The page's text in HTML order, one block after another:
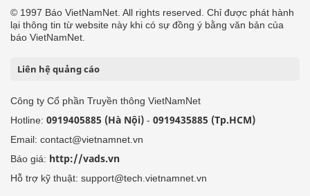
© 1997 Báo VietNamNet. All rights reserved. Chỉ được phát hành
lại thông tin từ website này khi có sự đồng ý bằng văn bản của
báo VietNamNet.
Liên hệ quảng cáo
Công ty Cổ phần Truyền thông VietNamNet
Hotline: 0919405885 (Hà Nội) - 0919435885 (Tp.HCM)
Email: contact@vietnamnet.vn
Báo giá: http://vads.vn
Hỗ trợ kỹ thuật: support@tech.vietnamnet.vn